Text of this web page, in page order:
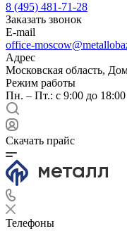
8 (495) 481-71-28
Заказать звонок
E-mail
office-
Адрес
Московская область,
Режим работы
Пн. – Пт.: с 9:00 до 18:00
Скачать прайс
Телефоны